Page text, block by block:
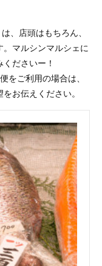
、店頭はもちろん、
マルシンマルシェに
ださいー！
をご利用の場合は、
お伝えください。